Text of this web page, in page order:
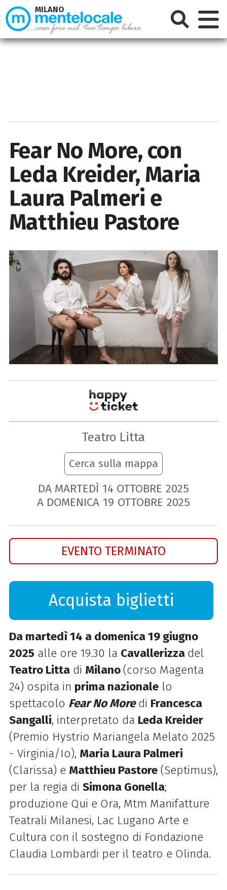
Fear No More, con
Leda Kreider, Maria
Laura Palmeri e
Matthieu Pastore
Teatro Litta
Cerca sulla mappa
DA MARTEDÌ 14 OTTOBRE 2025
A DOMENICA 19 OTTOBRE 2025
EVENTO TERMINATO
Acquista biglietti
Da martedì 14 a domenica 19 giugno
2025 alle ore 19.30 la Cavallerizza del
Teatro Littadi Milano(corso Magenta
24) ospita in prima nazionalelo
spettacolo Fear No Moredi Francesca
Sangalli, interpretato da Leda Kreider
(Premio Hystrio Mariangela Melato 2025
- Virginia/Io), Maria Laura Palmeri
(Clarissa) e Matthieu Pastore(Septimus),
per la regia di Simona Gonella;
produzione Qui e Ora, Mtm Manifatture
Teatrali Milanesi, Lac Lugano Arte e
Cultura con il sostegno di Fondazione
Claudia Lombardi per il teatro e Olinda.
MILANO